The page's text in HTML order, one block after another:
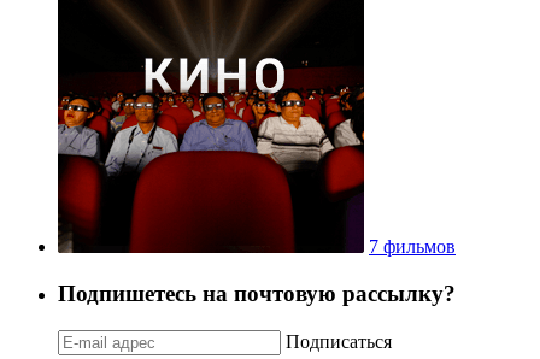
7 фильмов
Подпишетесь на почтовую рассылку?
Подписаться